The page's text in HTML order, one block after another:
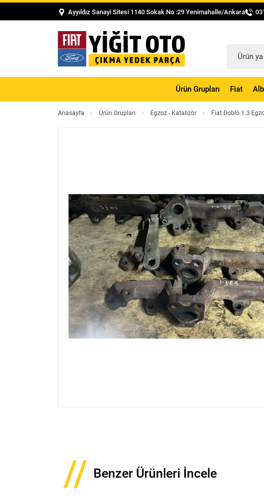
Ayyıldız Sanayi Sitesi 1140 Sokak No :29 Yenimahalle/Ankara
Ürün Grupları Fiat
Anasayfa Ürün Grupları Egzoz - Katalizör Fiat Doblo 1.3
Benzer Ürünleri İncele